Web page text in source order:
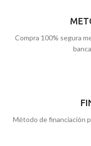
Compra 100% segura
Método de financiación